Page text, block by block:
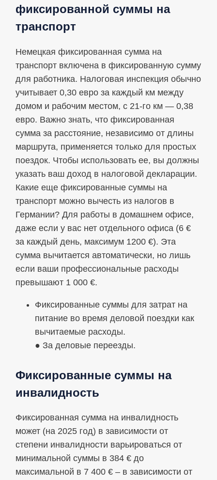
фиксированной суммы на
транспорт
Немецкая фиксированная сумма на
транспорт включена в фиксированную сумму
для работника. Налоговая инспекция обычно
учитывает 0,30 евро за каждый км между
домом и рабочим местом, с 21-го км — 0,38
евро. Важно знать, что фиксированная
сумма за расстояние, независимо от длины
маршрута, применяется только для простых
поездок. Чтобы использовать ее, вы должны
указать ваш доход в налоговой декларации.
Какие еще фиксированные суммы на
транспорт можно вычесть из налогов в
Германии? Для работы в домашнем офисе,
даже если у вас нет отдельного офиса (6 €
за каждый день, максимум 1200 €). Эта
сумма вычитается автоматически, но лишь
если ваши профессиональные расходы
превышают 1 000 €.
Фиксированные суммы для затрат на
питание во время деловой поездки как
вычитаемые расходы.
● За деловые переезды.
Фиксированные суммы на
инвалидность
Фиксированная сумма на инвалидность
может (на 2025 год) в зависимости от
степени инвалидности варьироваться от
минимальной суммы в 384 € до
максимальной в 7 400 € – в зависимости от